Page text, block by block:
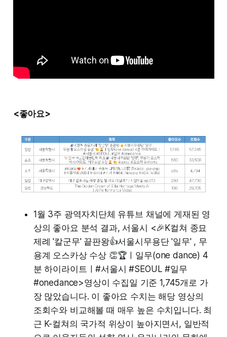
<좋아요>
1월 3주 광역자치단체 유튜브 채널에 게재된 영
상의 좋아요 분석 결과, 서울시 <🎉K컬쳐 종묘
제례 '칼군무' 끝판왕👍서울시무용단 '일무' , 무
용계 오스카상 수상 👏🏆ㅣ일무(one dance) 4
분 하이라이트ㅣ#서울시 #SEOUL #일무
#onedance>영상이 수집일 기준 1,745개로 가
장 많았습니다. 이 좋아요 수치는 해당 영상의
조회수와 비교해볼 때 매우 높은 수치입니다. 최
근 K-컬쳐의 국가적 위상이 높아지면서, 일반적